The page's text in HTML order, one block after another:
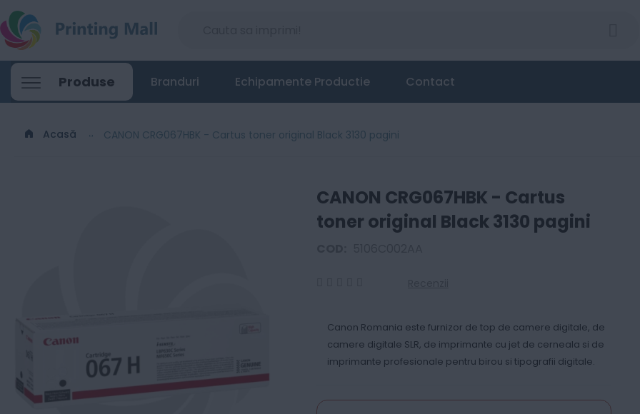
Produse Branduri Echipamente Productie Contact
Acasă CANON CRG067HBK - Cartus toner original Black 3130 pagini
CANON CRG067HBK - Cartus
toner original Black 3130 pagini
Canon Romania este furnizor de top de camere digitale, de
camere digitale SLR, de imprimante cu jet de cerneala si de
imprimante profesionale pentru birou si tipografii digitale.